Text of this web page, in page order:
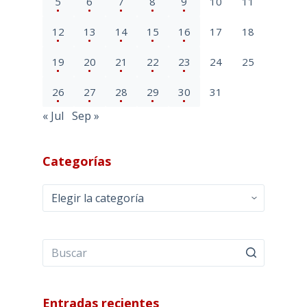
12 13 14 15 16 17 18
19 20 21 22 23 24 25
26 27 28 29 30 31
« Jul Sep »
Categorías
Categorías
Entradas recientes